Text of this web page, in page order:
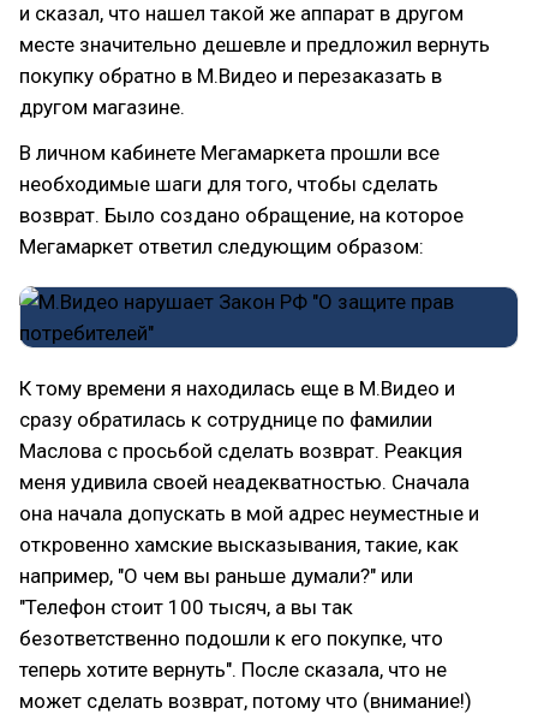
и сказал, что нашел такой же аппарат в другом
месте значительно дешевле и предложил вернуть
покупку обратно в М.Видео и перезаказать в
другом магазине.
В личном кабинете Мегамаркета прошли все
необходимые шаги для того, чтобы сделать
возврат. Было создано обращение, на которое
Мегамаркет ответил следующим образом:
К тому времени я находилась еще в М.Видео и
сразу обратилась к сотруднице по фамилии
Маслова с просьбой сделать возврат. Реакция
меня удивила своей неадекватностью. Сначала
она начала допускать в мой адрес неуместные и
откровенно хамские высказывания, такие, как
например, "О чем вы раньше думали?" или
"Телефон стоит 100 тысяч, а вы так
безответственно подошли к его покупке, что
теперь хотите вернуть". После сказала, что не
может сделать возврат, потому что (внимание!)